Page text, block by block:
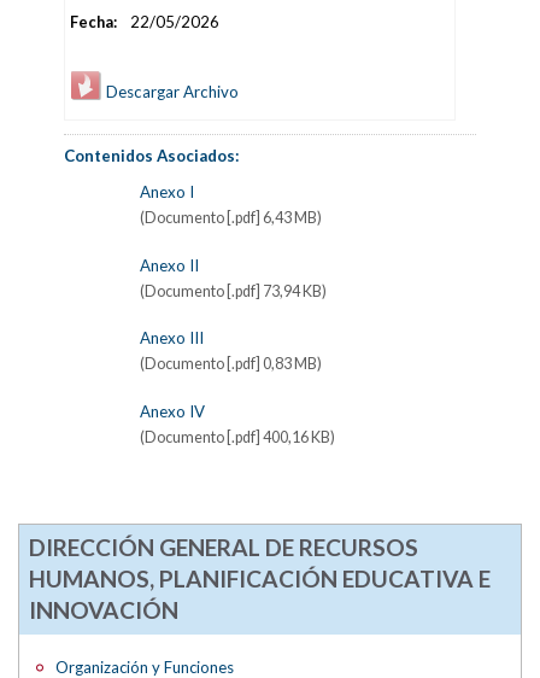
Fecha: 22/05/2026
Descargar Archivo
Contenidos Asociados:
Anexo I
(Documento [.pdf] 6,43 MB)
Anexo II
(Documento [.pdf] 73,94 KB)
Anexo III
(Documento [.pdf] 0,83 MB)
Anexo IV
(Documento [.pdf] 400,16 KB)
DIRECCIÓN GENERAL DE RECURSOS
HUMANOS, PLANIFICACIÓN EDUCATIVA E
INNOVACIÓN
Organización y Funciones